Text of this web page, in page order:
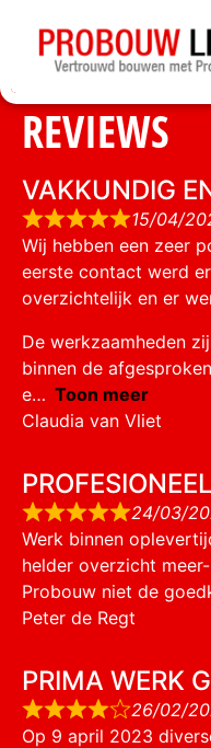
REVIEWS
VAKKUNDIG
15/04/
Wij hebben een zeer
eerste contact werd
overzichtelijk en er
De werkzaamheden
binnen de
e
Toon meer
Claudia van Vliet
24/03/
Werk binnen
helder overzicht
Probouw niet de
Peter de Regt
PRIMA WERK
26/02/
Op 9 april 2023